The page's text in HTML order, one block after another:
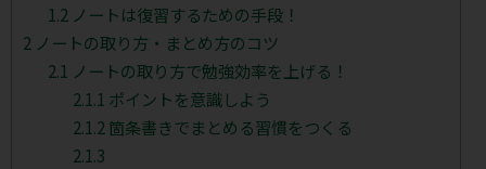
1.2 ノートは復習するための手段！
2 ノートの取り方・まとめ方のコツ
2.1 ノートの取り方で勉強効率を上げる！
2.1.1 ポイントを意識しよう
2.1.2 箇条書きでまとめる習慣をつくる
2.1.3